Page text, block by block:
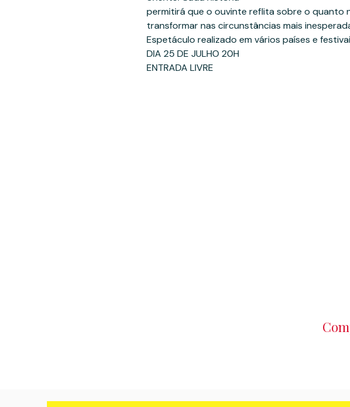
permitirá que o ouvinte reflita sobre o quanto
transformar nas circunstâncias mais
Espetáculo realizado em vários países e
DIA 25 DE JULHO 20H
ENTRADA LIVRE